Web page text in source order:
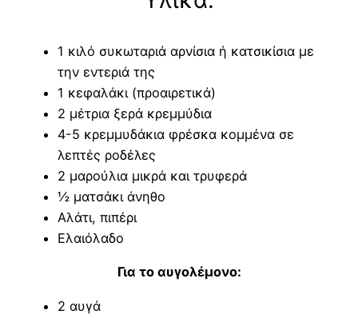
1 κιλό συκωταριά αρνίσια ή κατσικίσια με
την εντεριά της
1 κεφαλάκι (προαιρετικά)
2 μέτρια ξερά κρεμμύδια
4-5 κρεμμυδάκια φρέσκα κομμένα σε
λεπτές ροδέλες
2 μαρούλια μικρά και τρυφερά
½ ματσάκι άνηθο
Αλάτι, πιπέρι
Ελαιόλαδο
Για το αυγολέμονο:
2 αυγά